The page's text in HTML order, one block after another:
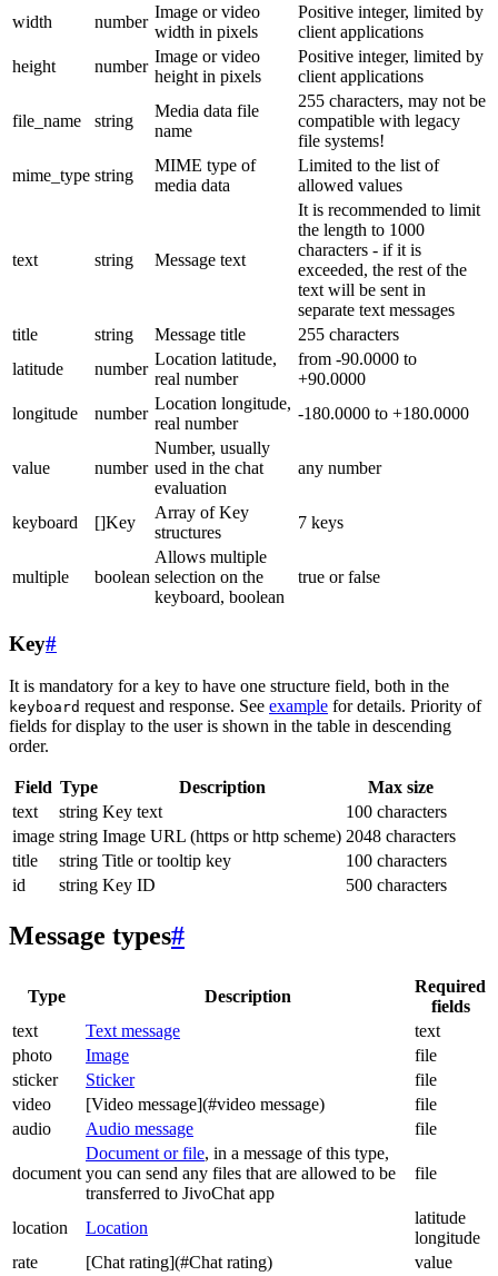
width
number
Image or video
width in pixels
Positive integer, limited by
client applications
height
number
Image or video
height in pixels
Positive integer, limited by
client applications
file_name string
Media data file
name
255 characters, may not be
compatible with legacy
file systems!
mime_type string
MIME type of
media data
Limited to the list of
allowed values
text string Message text
It is recommended to limit
the length to 1000
characters - if it is
exceeded, the rest of the
text will be sent in
separate text messages
title
string Message title
255 characters
latitude
number
Location latitude,
real number
from -90.0000 to
+90.0000
longitude
number
Location longitude,
real number
-180.0000 to +180.0000
value number
Number, usually
used in the chat
evaluation
any number
keyboard []Key
Array of Key
structures
7 keys
multiple boolean
Allows multiple
selection on the
keyboard, boolean
true or false
Key#
It is mandatory for a key to have one structure field, both in the
keyboard request and response. See example for details. Priority of
fields for display to the user is shown in the table in descending
order.
Field Type Description
Max size
text
string Key text
100 characters
image string Image URL (https or http scheme) 2048 characters
title
string Title or tooltip key
100 characters
id
string Key ID 500 characters
Message types#
Type Description
Required
fields
text
Text message
text
photo
Image
file
sticker
Sticker
file
video
[Video message](#video message)
file
audio
Audio message file
document
Document or file, in a message of this type,
you can send any files that are allowed to be
transferred to JivoChat app
file
location Location
latitude
longitude
rate
[Chat rating](#Chat rating)
value